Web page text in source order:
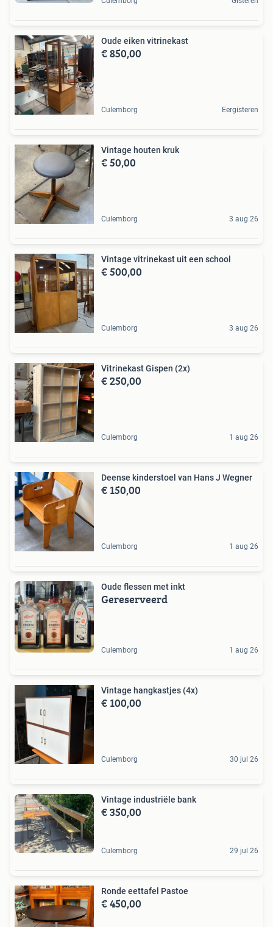
Oude eiken vitrinekast
€ 850,00
Culemborg Eergisteren
Vintage houten kruk
€ 50,00
Culemborg 3 aug 26
Vintage vitrinekast uit een school
€ 500,00
Culemborg 3 aug 26
Vitrinekast Gispen (2x)
€ 250,00
Culemborg 1 aug 26
Deense kinderstoel van Hans J Wegner
€ 150,00
Culemborg 1 aug 26
Oude flessen met inkt
Gereserveerd
Culemborg 1 aug 26
Vintage hangkastjes (4x)
€ 100,00
Culemborg 30 jul 26
Vintage industriële bank
€ 350,00
Culemborg 29 jul 26
Ronde eettafel Pastoe
€ 450,00